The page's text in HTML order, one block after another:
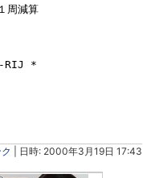
周減算
*
| 日時: 2000年3月19日 17:43